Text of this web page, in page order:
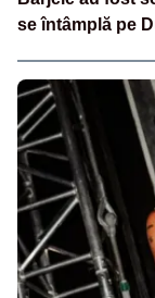
se întâmplă pe